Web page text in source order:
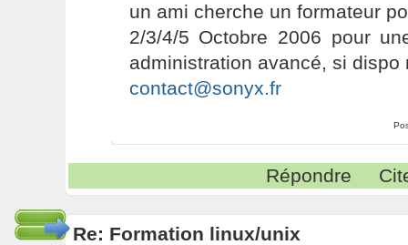
un ami cherche un formateur
2/3/4/5 Octobre 2006 pour
administration avancé, si dispo
contact@sonyx.fr
Répondre
Re: Formation linux/unix